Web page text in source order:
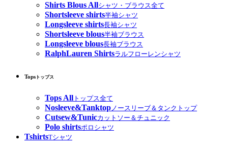
Shirts Blous Allシャツ・ブラウス全て
Shortsleeve shirts半袖シャツ
Longsleeve shirts長袖シャツ
Shortsleeve blous半袖ブラウス
Longsleeve blous長袖ブラウス
RalphLauren Shirtsラルフローレンシャツ
Tops トップス
Tops All トップス全て
Nosleeve&Tanktopノースリーブ＆タンクトップ
Cutsew&Tunicカットソー＆チュニック
Polo shirtsポロシャツ
TshirtsTシャツ